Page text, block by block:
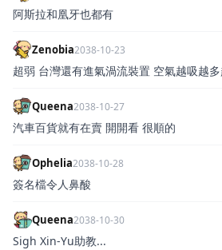
阿斯拉和凰牙也都有
Zenobia2038-10-23
超弱 台灣還有進氣渦流裝置 空氣越吸越
Queena2038-10-27
汽車百貨就有在賣 開開看 很順的
Ophelia2038-10-28
簽名檔令人鼻酸
Queena2038-10-30
Sigh Xin-Yu助教...